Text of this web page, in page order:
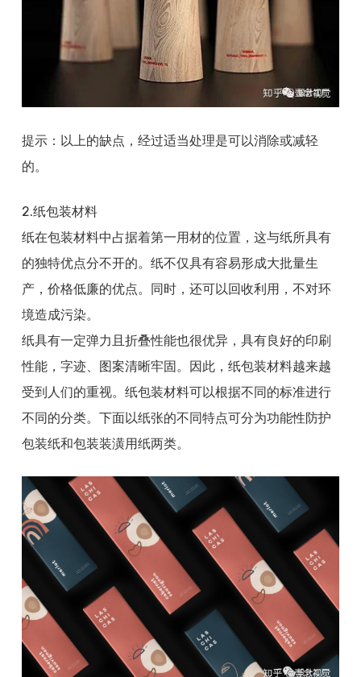
提示：以上的缺点，经过适当处理是可以消除或减轻
的。
2.纸包装材料
纸在包装材料中占据着第一用材的位置，这与纸所具有
的独特优点分不开的。纸不仅具有容易形成大批量生
产，价格低廉的优点。同时，还可以回收利用，不对环
境造成污染。
纸具有一定弹力且折叠性能也很优异，具有良好的印刷
性能，字迹、图案清晰牢固。因此，纸包装材料越来越
受到人们的重视。纸包装材料可以根据不同的标准进行
不同的分类。下面以纸张的不同特点可分为功能性防护
包装纸和包装装潢用纸两类。